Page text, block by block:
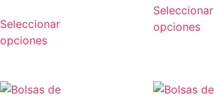
Seleccionar
opciones
Seleccionar
opciones